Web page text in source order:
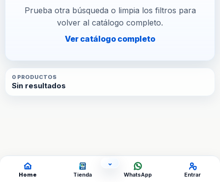
Prueba otra búsqueda o limpia los filtros para
volver al catálogo completo.
Ver catálogo completo
0 PRODUCTOS
Sin resultados
⌄OCULTAR ACCESOS
Home Tienda WhatsApp Entrar